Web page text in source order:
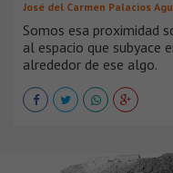
José del Carmen Palacios
Somos esa proximidad
al espacio que subyace
alrededor de ese algo.